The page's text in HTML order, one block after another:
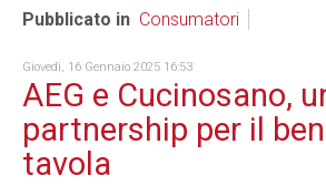
Pubblicato in Consumatori
Giovedì, 16 Gennaio 2025 16:53
AEG e Cucinosano,
partnership per il
tavola